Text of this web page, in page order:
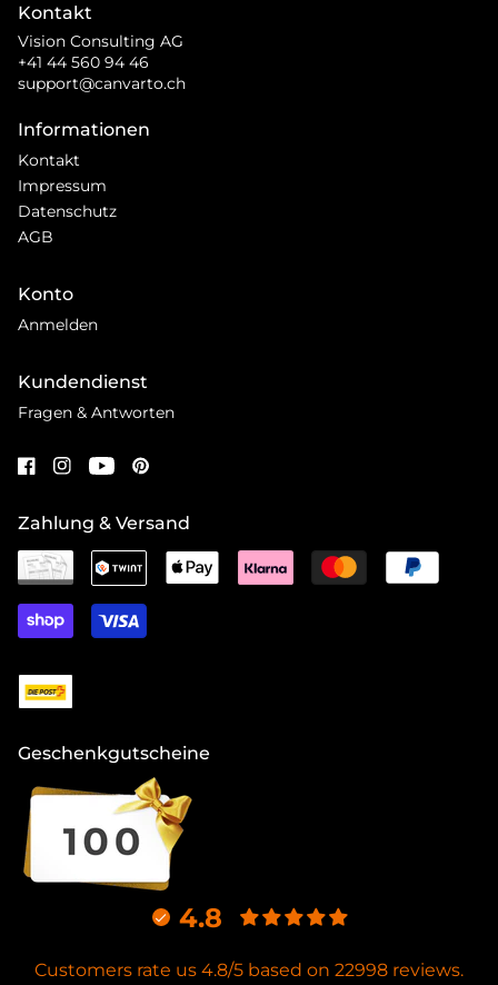
Kontakt
Vision Consulting AG
+41 44 560 94 46
support@canvarto.ch
Informationen
Kontakt
Impressum
Datenschutz
AGB
Konto
Anmelden
Kundendienst
Fragen & Antworten
Zahlung & Versand
Geschenkgutscheine
4.8
Customers rate us 4.8/5 based on 22998 reviews.